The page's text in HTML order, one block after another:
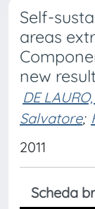
Self-
areas
new
DE
Salvatore;
2011
Scheda